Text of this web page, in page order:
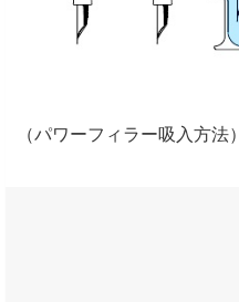
（パワーフィラー吸入方法）